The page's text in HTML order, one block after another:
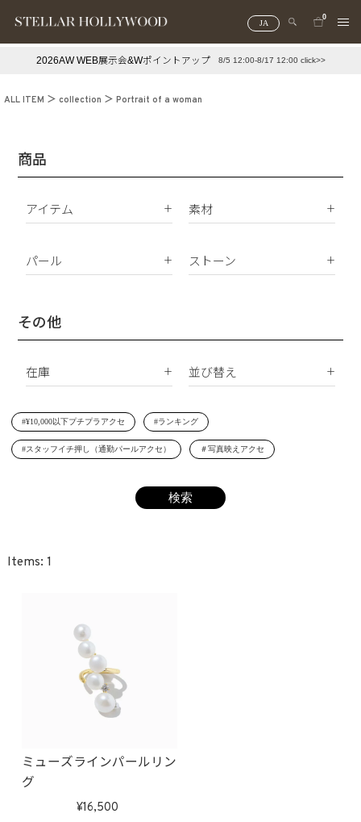
JA
0
#スタッフイチ押し（通勤パールアクセ） ＃写真映えアクセ
2026AW WEB展示会&Wポイントアップ 8/5 12:00-8/17 12:00 click>>
ALL ITEM collection Portrait of a woman
商品
アイテム
イヤリング
ネックレス
リング
イニシャル
素材
K10
サージカルステンレス
パール
南洋真珠
シェルパール
ストーン
ジルコニア
その他
在庫
在庫あり
受注生産
並び替え
価格が安い順
価格が高い順
レビュー順
#¥10,000以下プチプラアクセ #ランキング
#スタッフイチ押し（通勤パールアクセ） ＃写真映えアクセ
1
ミューズラインパールリン
グ
16,500